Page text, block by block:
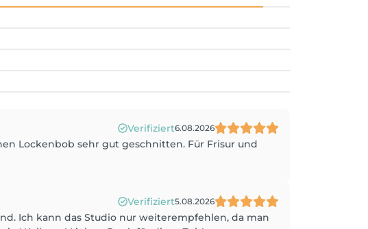
Verifiziert6.08.2026
Lockenbob sehr gut geschnitten. Für Frisur und
Verifiziert5.08.2026
Ich kann das Studio nur weiterempfehlen, da man